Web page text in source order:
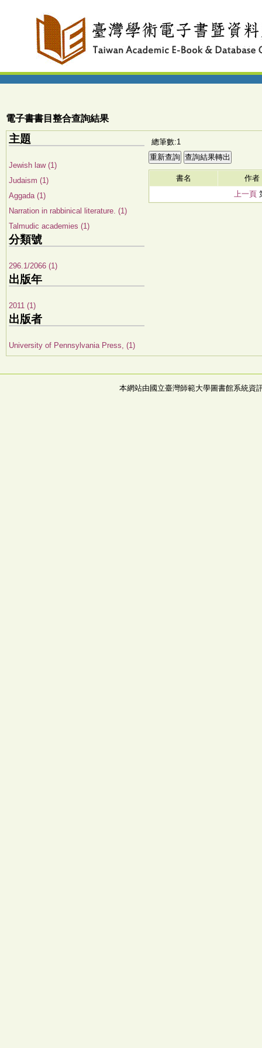
電子書書目整合查詢結果
主題
Jewish law (1)
Judaism (1)
Aggada (1)
Narration in rabbinical literature. (1)
Talmudic academies (1)
分類號
296.1/2066 (1)
出版年
2011 (1)
出版者
University of Pennsylvania Press, (1)
總筆數:1
書名
作者
上一頁
本網站由國立臺灣師範大學圖書館系統資